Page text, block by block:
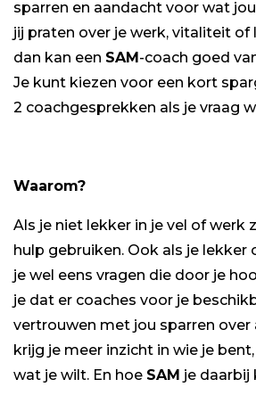
sparren en aandacht voor wat
jij praten over je werk, vitaliteit of
dan kan een SAM-coach goed
Je kunt kiezen voor een kort
2 coachgesprekken als je vraag
Waarom?
Als je niet lekker in je vel of werk
hulp gebruiken. Ook als je lekker
je wel eens vragen die door je
je dat er coaches voor je
vertrouwen met jou sparren over
krijg je meer inzicht in wie je
wat je wilt. En hoe SAM je daarbij